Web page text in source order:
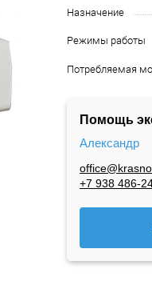
Назначение
Режимы работы
Потребляемая
Помощь
Александр
+7 938 486-